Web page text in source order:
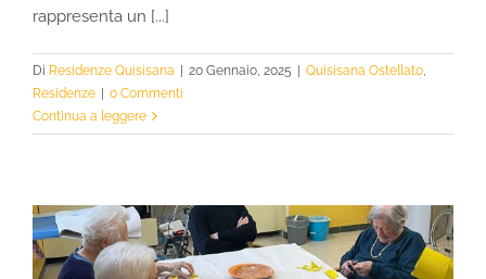
rappresenta un [...]
Di Residenze Quisisana 20 Gennaio, 2025 Quisisana Ostellato,
Residenze
0 Commenti
Continua a leggere